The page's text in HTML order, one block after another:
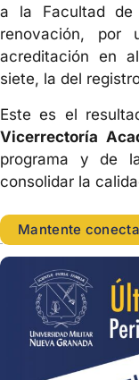
a la Facultad de
renovación,
acreditación en
siete, la del
Este es el
Vicerrectoría
programa y de
consolidar la
Mantente